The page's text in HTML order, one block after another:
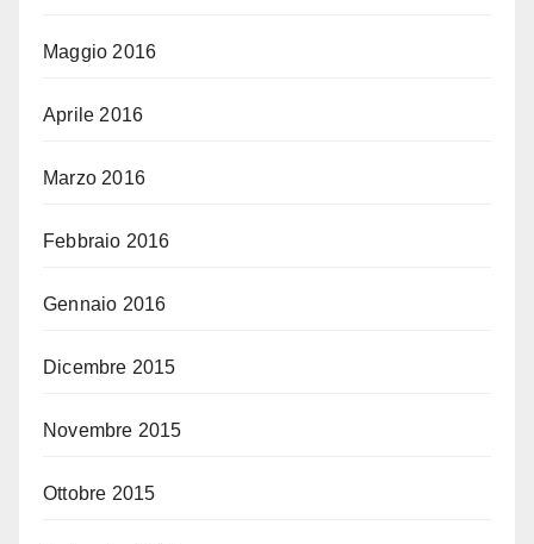
Maggio 2016
Aprile 2016
Marzo 2016
Febbraio 2016
Gennaio 2016
Dicembre 2015
Novembre 2015
Ottobre 2015